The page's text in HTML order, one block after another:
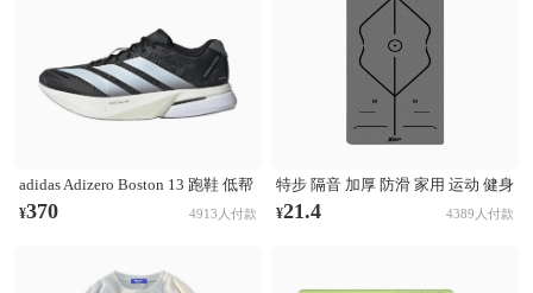
adidas Adizero Boston 13 跑鞋 低帮
系带防滑耐磨透气玻纤柱竞训支撑
¥370 4913人付款
特步 隔音 加厚 防滑 家用 运动 健身
跳操 TPE 方形 瑜伽垫 AJA001 浅灰
¥21.4 4389人付款